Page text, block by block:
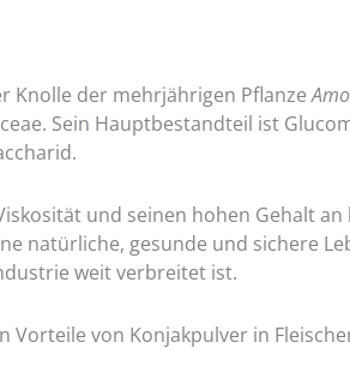
Knolle der mehrjährigen Pflanze
Sein Hauptbestandteil ist
und seinen hohen Gehalt an
natürliche, gesunde und sichere
weit verbreitet ist.
Vorteile von Konjakpulver in